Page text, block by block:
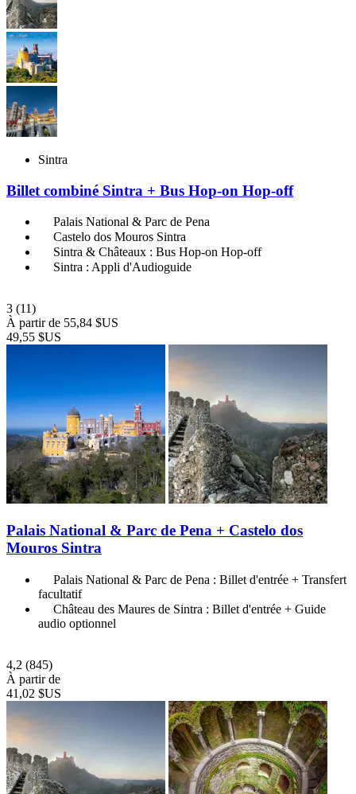
Sintra
Billet combiné Sintra + Bus Hop-on Hop-off
Palais National & Parc de Pena
Castelo dos Mouros Sintra
Sintra & Châteaux : Bus Hop-on Hop-off
Sintra : Appli d'Audioguide
3 (11)
À partir de 55,84 $US
49,55 $US
Palais National & Parc de Pena + Castelo dos
Mouros Sintra
Palais National & Parc de Pena : Billet d'entrée + Transfert
facultatif
Château des Maures de Sintra : Billet d'entrée + Guide
audio optionnel
4,2 (845)
À partir de
41,02 $US